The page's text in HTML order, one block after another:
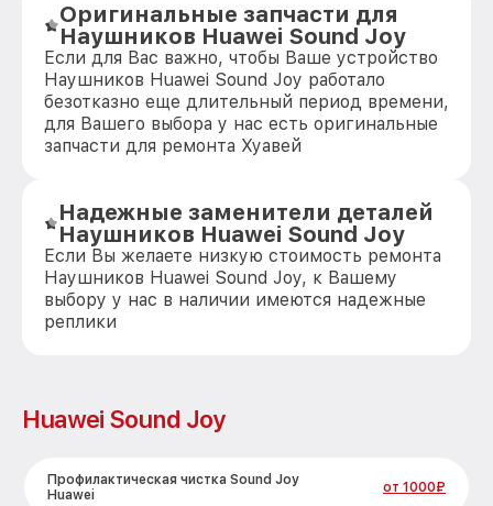
Оригинальные запчасти для
Наушников Huawei Sound Joy
Если для Вас важно, чтобы Ваше устройство
Наушников Huawei Sound Joy работало
безотказно еще длительный период времени,
для Вашего выбора у нас есть оригинальные
запчасти для ремонта Хуавей
Надежные заменители деталей
Наушников Huawei Sound Joy
Если Вы желаете низкую стоимость ремонта
Наушников Huawei Sound Joy, к Вашему
выбору у нас в наличии имеются надежные
реплики
Huawei Sound Joy
Профилактическая чистка Sound Joy
Huawei
от 1000₽